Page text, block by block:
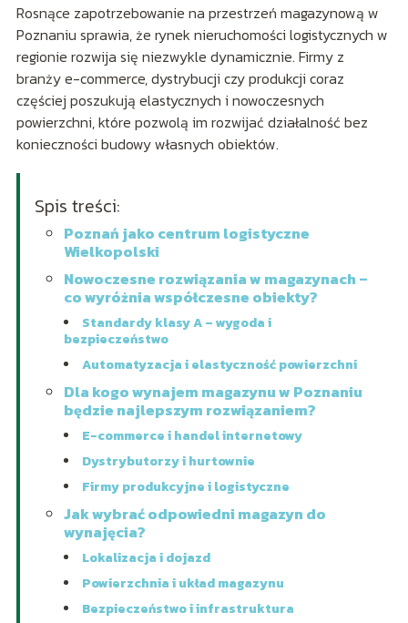
Rosnące zapotrzebowanie na przestrzeń magazynową w
Poznaniu sprawia, że rynek nieruchomości logistycznych w
regionie rozwija się niezwykle dynamicznie. Firmy z
branży e-commerce, dystrybucji czy produkcji coraz
częściej poszukują elastycznych i nowoczesnych
powierzchni, które pozwolą im rozwijać działalność bez
konieczności budowy własnych obiektów.
Spis treści:
Poznań jako centrum logistyczne
Wielkopolski
Nowoczesne rozwiązania w magazynach –
co wyróżnia współczesne obiekty?
Standardy klasy A – wygoda i
bezpieczeństwo
Automatyzacja i elastyczność powierzchni
Dla kogo wynajem magazynu w Poznaniu
będzie najlepszym rozwiązaniem?
E-commerce i handel internetowy
Dystrybutorzy i hurtownie
Firmy produkcyjne i logistyczne
Jak wybrać odpowiedni magazyn do
wynajęcia?
Lokalizacja i dojazd
Powierzchnia i układ magazynu
Bezpieczeństwo i infrastruktura